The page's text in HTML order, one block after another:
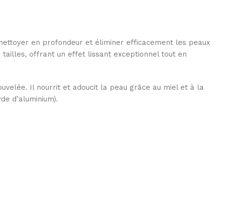
en profondeur et éliminer efficacement les peaux
tailles, offrant un effet lissant exceptionnel tout en
Il nourrit et adoucit la peau grâce au miel et à la
d’aluminium).